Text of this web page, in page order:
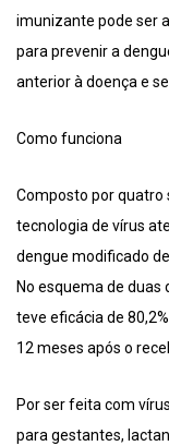
imunizante pode ser
para prevenir a
anterior à doença e
Como funciona
Composto por
tecnologia de vírus
dengue modificado
No esquema de duas
teve eficácia de
12 meses após o
Por ser feita com
para gestantes,